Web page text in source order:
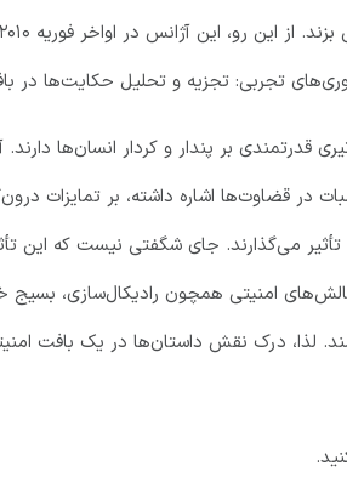
تجربی: تجزیه و تحلیل حکایت‌ها در
قدرتمندی بر پندار و کردار انسان‌ها
در قضاوت‌ها اشاره داشته، بر تمایزات
می‌گذارند. جای شگفتی نیست که این
امنیتی همچون رادیکال‌سازی،
لذا، درک نقش داستان‌ها در یک بافت